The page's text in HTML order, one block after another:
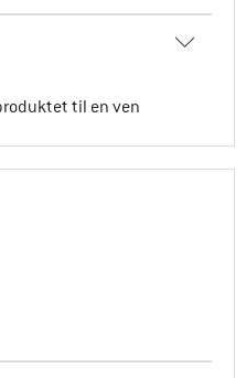
til en ven